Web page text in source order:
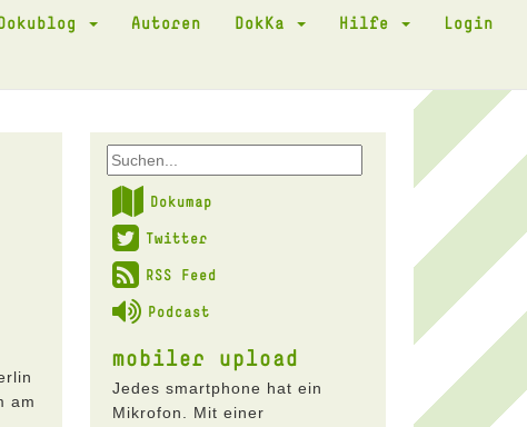
Autoren DokKa Hilfe Login
am
Dokumap
Twitter
RSS Feed
Podcast
mobiler upload
Jedes smartphone hat ein
Mikrofon. Mit einer